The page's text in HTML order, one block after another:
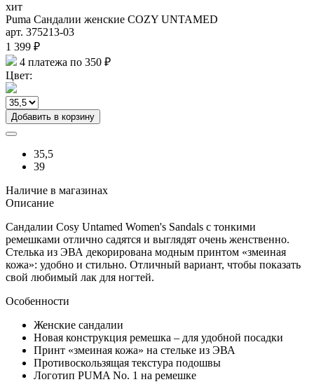
хит
Puma Сандалии женские COZY UNTAMED
арт. 375213-03
1 399 ₽
4 платежа по 350 ₽
Цвет:
Добавить в корзину
35,5
39
Наличие в магазинах
Описание
Сандалии Cosy Untamed Women's Sandals с тонкими
ремешками отлично садятся и выглядят очень женственно.
Стелька из ЭВА декорирована модным принтом «змеиная
кожа»: удобно и стильно. Отличный вариант, чтобы показать
свой любимый лак для ногтей.
Особенности
Женские сандалии
Новая конструкция ремешка – для удобной посадки
Принт «змеиная кожа» на стельке из ЭВА
Противоскользящая текстура подошвы
Логотип PUMA No. 1 на ремешке